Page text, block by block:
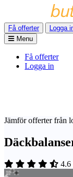
Få offerter
Logga
Menu
Få offerter
Logga in
Jämför offerter från
4.6